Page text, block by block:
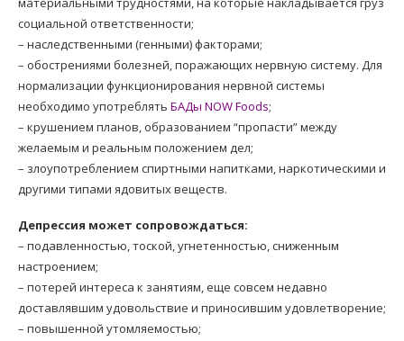
социальной ответственности;
– наследственными (генными) факторами;
– обострениями болезней, поражающих нервную систему. Для
нормализации функционирования нервной системы
необходимо употреблять БАДы NOW Foods;
– крушением планов, образованием “пропасти” между
желаемым и реальным положением дел;
– злоупотреблением спиртными напитками, наркотическими и
другими типами ядовитых веществ.
Депрессия может сопровождаться:
– подавленностью, тоской, угнетенностью, сниженным
настроением;
– потерей интереса к занятиям, еще совсем недавно
доставлявшим удовольствие и приносившим удовлетворение;
– повышенной утомляемостью;